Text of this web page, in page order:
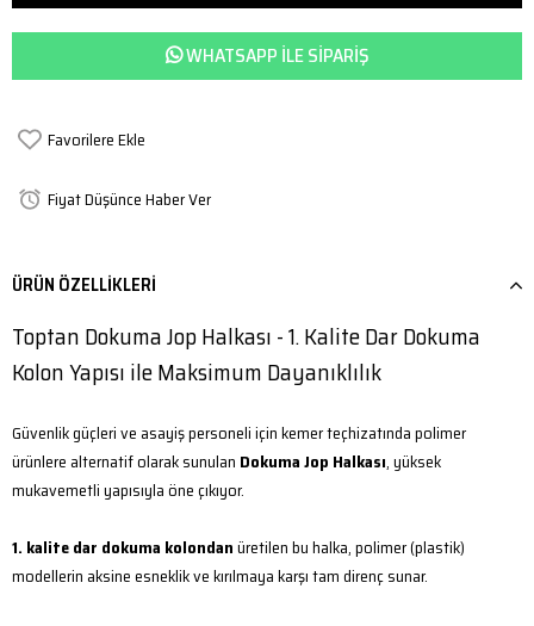
WHATSAPP ILE SIPARIŞ
Favorilere Ekle
Fiyat Düşünce Haber Ver
ÜRÜN ÖZELLIKLERI
Toptan Dokuma Jop Halkası - 1. Kalite Dar Dokuma
Kolon Yapısı ile Maksimum Dayanıklılık
Güvenlik güçleri ve asayiş personeli için kemer teçhizatında polimer
ürünlere alternatif olarak sunulan Dokuma Jop Halkası, yüksek
mukavemetli yapısıyla öne çıkıyor.
1. kalite dar dokuma kolondanüretilen bu halka, polimer (plastik)
modellerin aksine esneklik ve kırılmaya karşı tam direnç sunar.